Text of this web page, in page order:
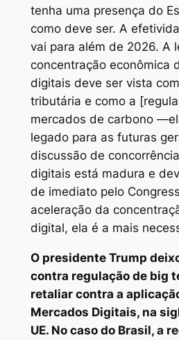
tenha uma presença do
como deve ser. A
vai para além de 2026. A
concentração econômica
digitais deve ser vista
tributária e como a
mercados de carbono
legado para as futuras
discussão de
digitais está madura e
de imediato pelo
aceleração da
digital, ela é a mais
O presidente Trump
contra regulação de big
retaliar contra a
Mercados Digitais, na
UE. No caso do Brasil, a